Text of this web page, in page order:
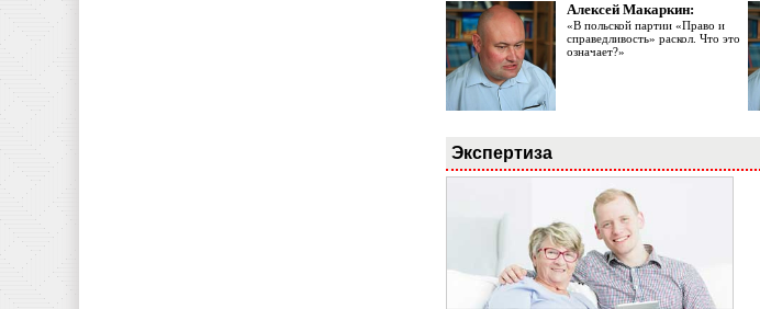
Алексей Макаркин:
«В польской партии «Право и
справедливость» раскол. Что это
означает?»
Экспертиза